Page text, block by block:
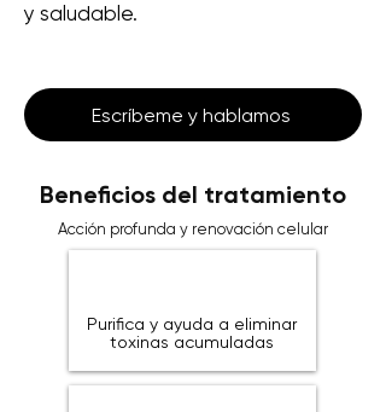
y saludable.
Escríbeme y hablamos
Beneficios del tratamiento
Acción profunda y renovación celular
Purifica y ayuda a eliminar
toxinas acumuladas